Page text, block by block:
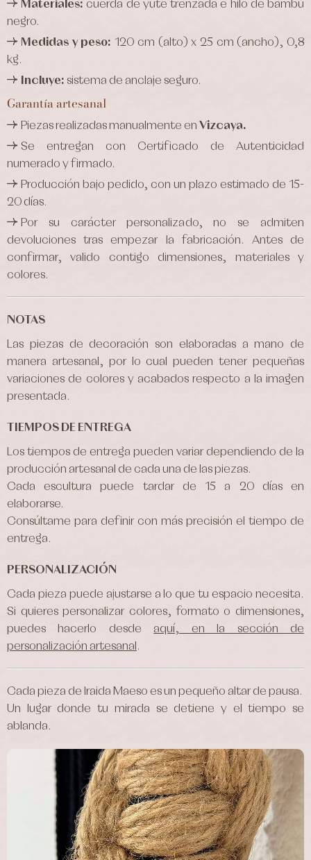
Materiales: cuerda de yute trenzada e hilo de bambú
negro.
Medidas y peso: 120 cm (alto) x 25 cm (ancho), 0,8
kg.
Incluye: sistema de anclaje seguro.
Garantía artesanal
Piezas realizadas manualmente en Vizcaya.
Se entregan con Certificado de Autenticidad
numerado y firmado.
Producción bajo pedido, con un plazo estimado de 15-
20 días.
Por su carácter personalizado, no se admiten
devoluciones tras empezar la fabricación. Antes de
confirmar, valido contigo dimensiones, materiales y
colores.
NOTAS
Las piezas de decoración son elaboradas a mano de
manera artesanal, por lo cual pueden tener pequeñas
variaciones de colores y acabados respecto a la imagen
presentada.
TIEMPOS DE ENTREGA
Los tiempos de entrega pueden variar dependiendo de la
producción artesanal de cada una de las piezas.
Cada escultura puede tardar de 15 a 20 días en
elaborarse.
Consúltame para definir con más precisión el tiempo de
entrega.
PERSONALIZACIÓN
Cada pieza puede ajustarse a lo que tu espacio necesita.
Si quieres personalizar colores, formato o dimensiones,
puedes hacerlo desde aquí, en la sección de
personalización artesanal .
Cada pieza de Iraida Maeso es un pequeño altar de pausa.
Un lugar donde tu mirada se detiene y el tiempo se
ablanda.